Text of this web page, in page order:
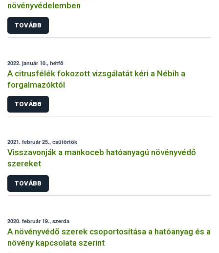
növényvédelemben
TOVÁBB
2022. január 10., hétfő
A citrusfélék fokozott vizsgálatát kéri a Nébih a
forgalmazóktól
TOVÁBB
2021. február 25., csütörtök
Visszavonják a mankoceb hatóanyagú növényvédő
szereket
TOVÁBB
2020. február 19., szerda
A növényvédő szerek csoportosítása a hatóanyag és a
növény kapcsolata szerint